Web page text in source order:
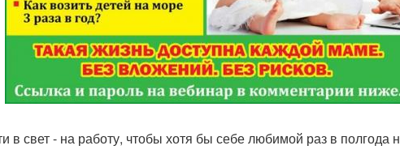
в свет - на работу, чтобы хотя бы себе любимой раз в